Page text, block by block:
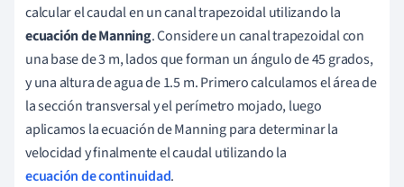
calcular el caudal en un canal trapezoidal utilizando la
ecuación de Manning. Considere un canal trapezoidal con
una base de 3 m, lados que forman un ángulo de 45 grados,
y una altura de agua de 1.5 m. Primero calculamos el área de
la sección transversal y el perímetro mojado, luego
aplicamos la ecuación de Manning para determinar la
velocidad y finalmente el caudal utilizando la
ecuación de continuidad.